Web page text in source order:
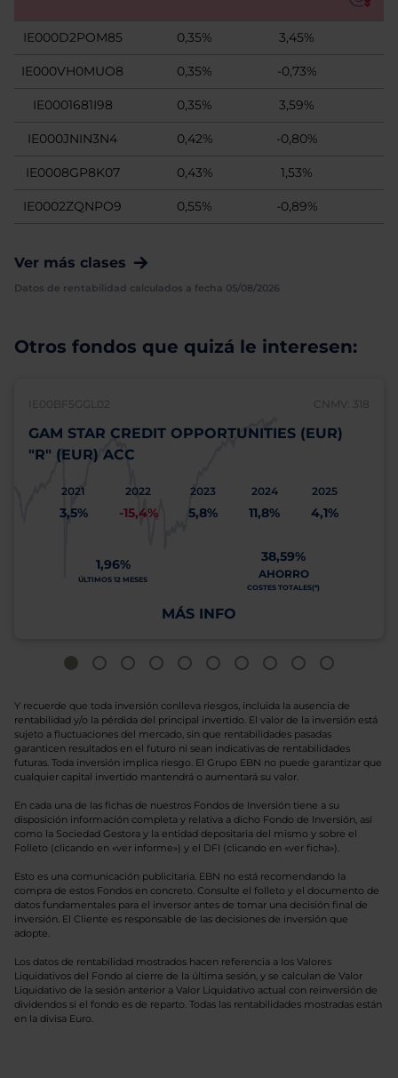
IE000D2POM85 0,35% 3,45%
IE000VH0MUO8 0,35% -0,73%
IE0001681I98 0,35% 3,59%
IE000JNIN3N4 0,42% -0,80%
IE0008GP8K07 0,43% 1,53%
IE0002ZQNPO9 0,55% -0,89%
Ver más clases
Datos de rentabilidad calculados a fecha 05/08/2026
Otros fondos que quizá le interesen:
IE00BF5GGL02 CNMV: 318
GAM STAR CREDIT OPPORTUNITIES (EUR)
"R" (EUR) ACC
2021
3,5%
2022
-15,4%
2023
5,8%
2024
11,8%
2025
4,1%
1,96%
ÚLTIMOS 12 MESES
38,59%
AHORRO
COSTES TOTALES(*)
MÁS INFO
Y recuerde que toda inversión conlleva riesgos, incluida la ausencia de
rentabilidad y/o la pérdida del principal invertido. El valor de la inversión está
sujeto a fluctuaciones del mercado, sin que rentabilidades pasadas
garanticen resultados en el futuro ni sean indicativas de rentabilidades
futuras. Toda inversión implica riesgo. El Grupo EBN no puede garantizar que
cualquier capital invertido mantendrá o aumentará su valor.
En cada una de las fichas de nuestros Fondos de Inversión tiene a su
disposición información completa y relativa a dicho Fondo de Inversión, así
como la Sociedad Gestora y la entidad depositaria del mismo y sobre el
Folleto (clicando en «ver informe») y el DFI (clicando en «ver ficha»).
Esto es una comunicación publicitaria. EBN no está recomendando la
compra de estos Fondos en concreto. Consulte el folleto y el documento de
datos fundamentales para el inversor antes de tomar una decisión final de
inversión. El Cliente es responsable de las decisiones de inversión que
adopte.
Los datos de rentabilidad mostrados hacen referencia a los Valores
Liquidativos del Fondo al cierre de la última sesión, y se calculan de Valor
Liquidativo de la sesión anterior a Valor Liquidativo actual con reinversión de
dividendos si el fondo es de reparto. Todas las rentabilidades mostradas están
en la divisa Euro.